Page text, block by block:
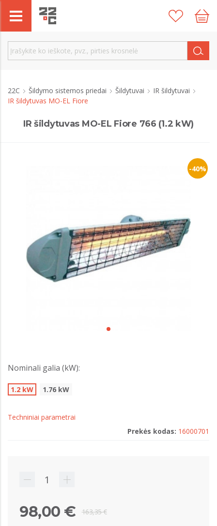
22C Šildymo sistemos priedai Šildytuvai
IR šildytuvai
IR šildytuvas MO-EL Fiore
IR šildytuvas MO-EL Fiore 766 (1.2 kW)
-40%
Nominali galia (kW):
1.2 kW 1.76 kW
Techniniai parametrai
Prekės kodas: 16000701
163,35 €
98,00 €